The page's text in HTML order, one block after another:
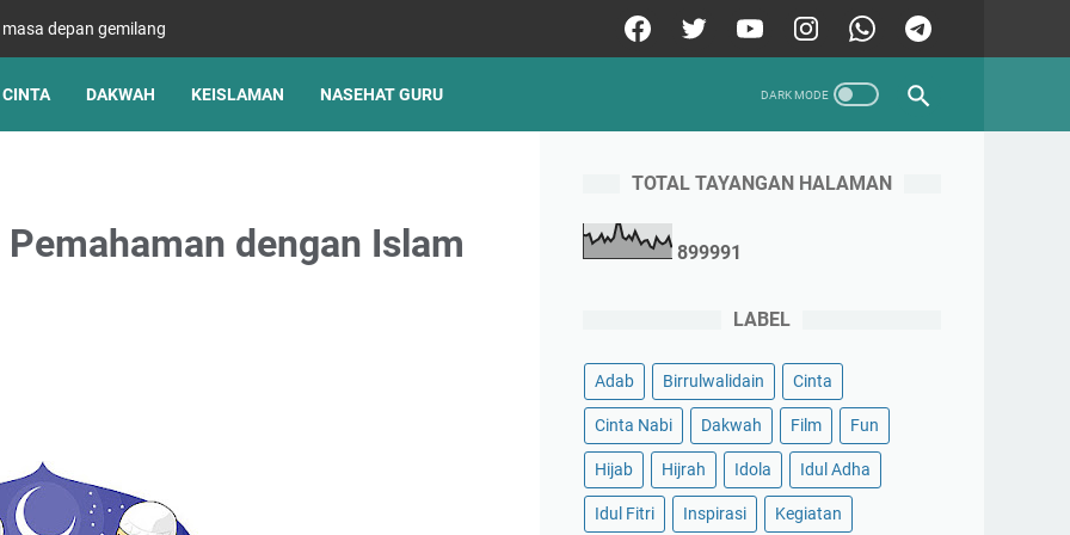
depan gemilang
CINTA DAKWAH KEISLAMAN NASEHAT GURU
dengan Islam
TOTAL TAYANGAN HALAMAN
899991
LABEL
Adab Birrulwalidain Cinta
Cinta Nabi Dakwah Film Fun
Hijab Hijrah Idola Idul Adha
Idul Fitri Inspirasi Kegiatan